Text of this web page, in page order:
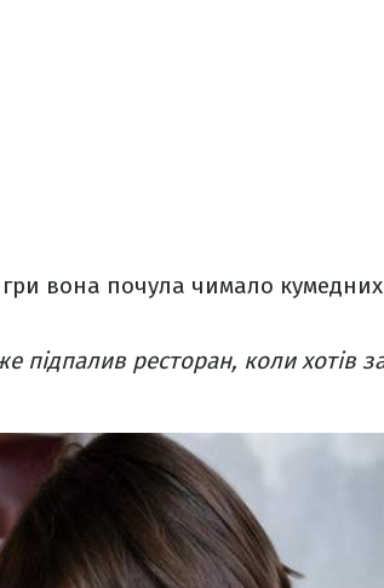
вона почула чимало кумедних
ресторан, коли хотів